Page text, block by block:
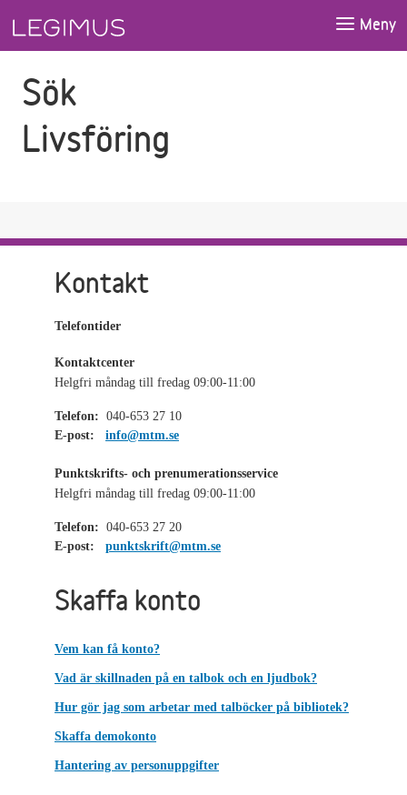
Meny
Sök
Livsföring
Kontakt
Telefontider
Kontaktcenter
Helgfri måndag till fredag 09:00-11:00
Telefon: 040-653 27 10
E-post:
info@mtm.se
Punktskrifts- och prenumerationsservice
Helgfri måndag till fredag 09:00-11:00
Telefon: 040-653 27 20
E-post:
punktskrift@mtm.se
Skaffa konto
Vem kan få konto?
Vad är skillnaden på en talbok och en ljudbok?
Hur gör jag som arbetar med talböcker på bibliotek?
Skaffa demokonto
Hantering av personuppgifter